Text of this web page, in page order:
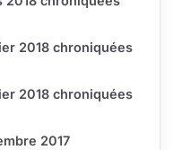
2018 chroniquées
2018 chroniquées
2017